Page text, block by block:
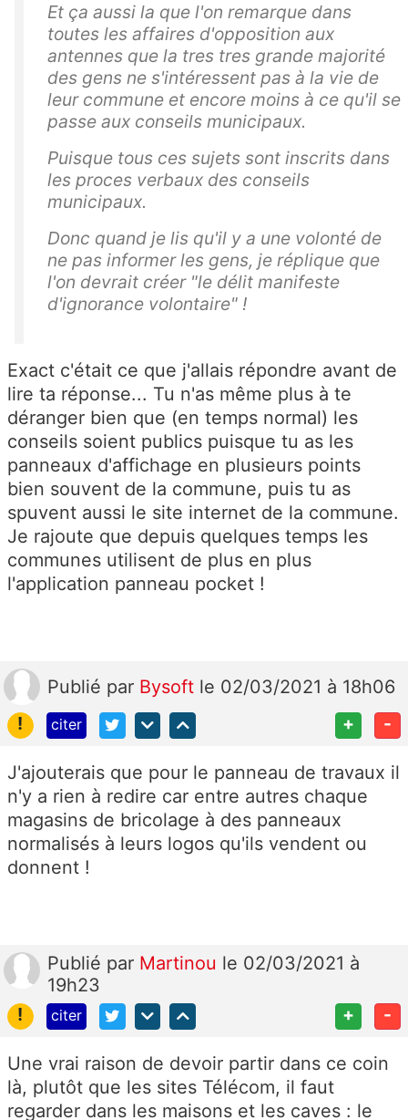
Et ça aussi la que l'on remarque dans
toutes les affaires d'opposition aux
antennes que la tres tres grande majorité
des gens ne s'intéressent pas à la vie de
leur commune et encore moins à ce qu'il se
passe aux conseils municipaux.
Puisque tous ces sujets sont inscrits dans
les proces verbaux des conseils
municipaux.
Donc quand je lis qu'il y a une volonté de
ne pas informer les gens, je réplique que
l'on devrait créer "le délit manifeste
d'ignorance volontaire" !
Exact c'était ce que j'allais répondre avant de
lire ta réponse... Tu n'as même plus à te
déranger bien que (en temps normal) les
conseils soient publics puisque tu as les
panneaux d'affichage en plusieurs points
bien souvent de la commune, puis tu as
spuvent aussi le site internet de la commune.
Je rajoute que depuis quelques temps les
communes utilisent de plus en plus
l'application panneau pocket !
Publié par Bysoft le 02/03/2021 à 18h06
!
citer + -
J'ajouterais que pour le panneau de travaux il
n'y a rien à redire car entre autres chaque
magasins de bricolage à des panneaux
normalisés à leurs logos qu'ils vendent ou
donnent !
Publié par Martinou le 02/03/2021 à
19h23
!
citer + -
Une vrai raison de devoir partir dans ce coin
là, plutôt que les sites Télécom, il faut
regarder dans les maisons et les caves : le